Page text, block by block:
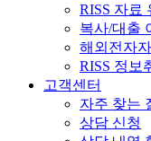
RISS 자료
복사/대출
해외전자
RISS 정보
고객센터
자주 찾는
상담 신청